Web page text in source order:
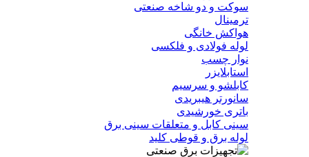
سوکت و دو شاخه صنعتی
ترمینال
هواکش خانگی
لوله فولادی و فلکسی
نوار چسب
استابلایزر
کابلشو و سرسیم
سانورتر هیبریدی
باتری خورشیدی
سینی کابل و متعلقات سینی برق
لوله برق و قوطی کلید